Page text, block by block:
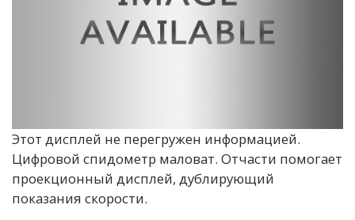
Этот дисплей не перегружен информацией.
Цифровой спидометр маловат. Отчасти помогает
проекционный дисплей, дублирующий
показания скорости.